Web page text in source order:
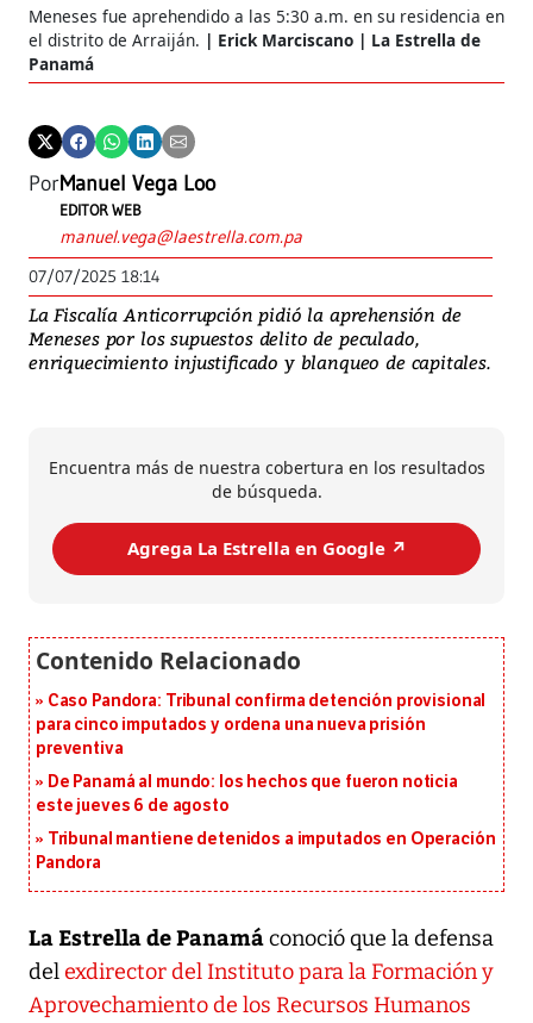
Meneses fue aprehendido a las 5:30 a.m. en su residencia en
el distrito de Arraiján.
Erick Marciscano | La Estrella de
Panamá
PorManuel Vega Loo
EDITOR WEB
manuel.vega@laestrella.com.pa
07/07/2025 18:14
La Fiscalía Anticorrupción pidió la aprehensión de
Meneses por los supuestos delito de peculado,
enriquecimiento injustificado y blanqueo de capitales.
Encuentra más de nuestra cobertura en los resultados
de búsqueda.
Agrega La Estrella en Google ↗️
Caso Pandora: Tribunal confirma detención provisional
para cinco imputados y ordena una nueva prisión
preventiva
De Panamá al mundo: los hechos que fueron noticia
este jueves 6 de agosto
Tribunal mantiene detenidos a imputados en Operación
Pandora
La Estrella de Panamáconoció que la defensa
delexdirector del Instituto para la Formación y
Aprovechamiento de los Recursos Humanos